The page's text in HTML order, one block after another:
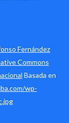
Fernández
Commons
Basada en
wp-